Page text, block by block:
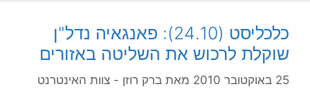
כלכליסט (24.10): פאנגאיה נדל"ן
שוקלת לרכוש את השליטה באזורים
25 באוקטובר 2010 מאת ברק רוזן - צוות האינטרנט